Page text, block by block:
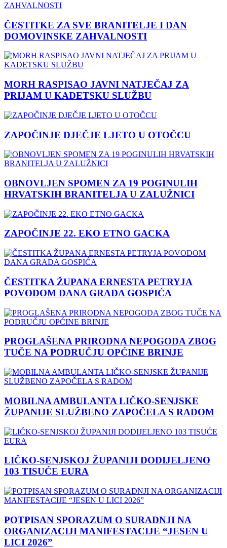
ČESTITKE ZA SVE BRANITELJE I DAN
DOMOVINSKE ZAHVALNOSTI
MORH RASPISAO JAVNI NATJEČAJ ZA
PRIJAM U KADETSKU SLUŽBU
ZAPOČINJE DJEČJE LJETO U OTOČCU
OBNOVLJEN SPOMEN ZA 19 POGINULIH
HRVATSKIH BRANITELJA U ZALUŽNICI
ZAPOČINJE 22. EKO ETNO GACKA
ČESTITKA ŽUPANA ERNESTA PETRYJA
POVODOM DANA GRADA GOSPIĆA
PROGLAŠENA PRIRODNA NEPOGODA ZBOG
TUČE NA PODRUČJU OPĆINE BRINJE
MOBILNA AMBULANTA LIČKO-SENJSKE
ŽUPANIJE SLUŽBENO ZAPOČELA S RADOM
LIČKO-SENJSKOJ ŽUPANIJI DODIJELJENO
103 TISUĆE EURA
POTPISAN SPORAZUM O SURADNJI NA
ORGANIZACIJI MANIFESTACIJE “JESEN U
LICI 2026”